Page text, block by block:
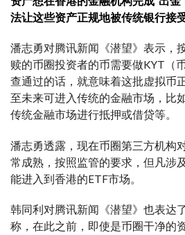
法让这些资产正规地被传统银行接受
潘志勇对腾讯新闻《潜望》表示，
赎的币圈投资者的币需要做KYT（
查通过的话，就意味着这批虚拟币
至未来可进入传统的金融市场，比
传统金融市场进行抵押或借贷等。
潘志勇透露，现在币圈第三方机构
常成熟，按照监管的要求，但凡涉
能进入到香港的ETF市场。
韩同利对腾讯新闻《潜望》也表达
称，在此之前，即使是币圈干净的